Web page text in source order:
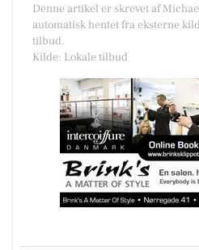
Denne artikel er skrevet af
automatisk hentet fra eksterne
tilbud.
Kilde: Lokale tilbud